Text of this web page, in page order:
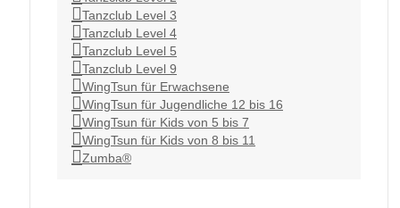
Tanzclub Level 3
Tanzclub Level 4
Tanzclub Level 5
Tanzclub Level 9
WingTsun für Erwachsene
WingTsun für Jugendliche 12 bis 16
WingTsun für Kids von 5 bis 7
WingTsun für Kids von 8 bis 11
Zumba®